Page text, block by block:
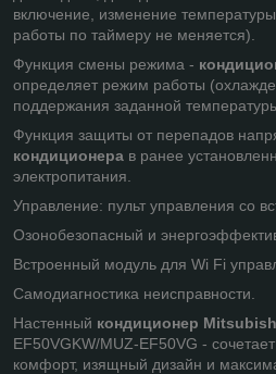
включение, изменение
работы по таймеру не меняется).
Функция смены режима -
определяет режим работы
поддержания заданной
Функция защиты от перепадов
кондиционера в ранее
электропитания.
Управление: пульт управления со
Озонобезопасный и
Встроенный модуль для Wi Fi
Самодиагностика неисправности.
Настенный кондиционер
EF50VGKW/MUZ-EF50VG -
комфорт, изящный дизайн и